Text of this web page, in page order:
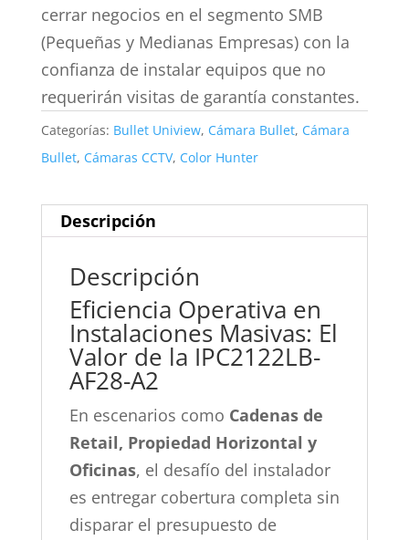
cerrar negocios en el segmento SMB
(Pequeñas y Medianas Empresas) con la
confianza de instalar equipos que no
requerirán visitas de garantía constantes.
Categorías: Bullet Uniview, Cámara Bullet, Cámara
Bullet, Cámaras CCTV, Color Hunter
Descripción
Descripción
Eficiencia Operativa en
Instalaciones Masivas: El
Valor de la IPC2122LB-
AF28-A2
En escenarios como Cadenas de
Retail, Propiedad Horizontal y
Oficinas, el desafío del instalador
es entregar cobertura completa sin
disparar el presupuesto de